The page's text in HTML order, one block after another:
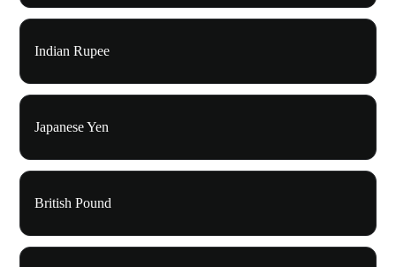
Indian Rupee
Japanese Yen
British Pound